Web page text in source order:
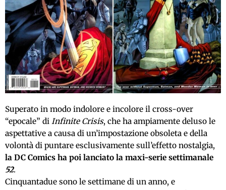
Superato in modo indolore e incolore il cross-over
“epocale” di Infinite Crisis, che ha ampiamente deluso le
aspettative a causa di un’impostazione obsoleta e della
volontà di puntare esclusivamente sull’effetto nostalgia,
la DC Comics ha poi lanciato la maxi-serie settimanale
52.
Cinquantadue sono le settimane di un anno, e